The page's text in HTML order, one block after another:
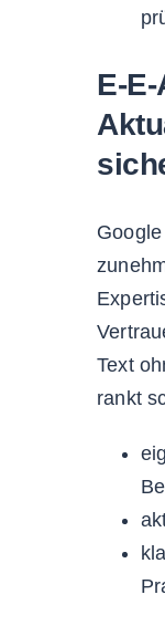
E-
Text
rankt